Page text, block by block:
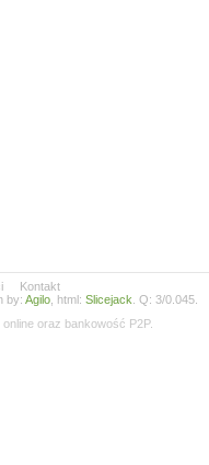
Kontakt
by: Agilo , html: Slicejack . Q: 3/0.045.
oraz bankowość P2P.